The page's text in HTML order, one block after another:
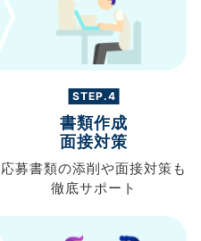
STEP.4
書類作成
面接対策
応募書類の添削や面接対策も
徹底サポート